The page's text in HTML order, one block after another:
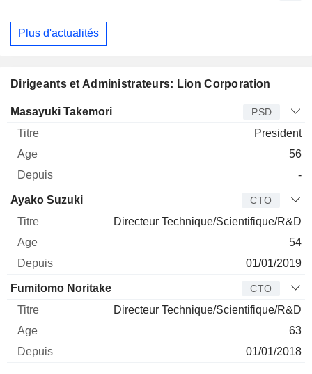
Plus d'actualités
Dirigeants et Administrateurs: Lion Corporation
Dirigeant Titre Age
Masayuki Takemori PSD
President
56
-
Ayako Suzuki CTO
Directeur Technique/Scientifique/R&D
54
01/01/2019
Fumitomo Noritake CTO
Directeur Technique/Scientifique/R&D
63
01/01/2018